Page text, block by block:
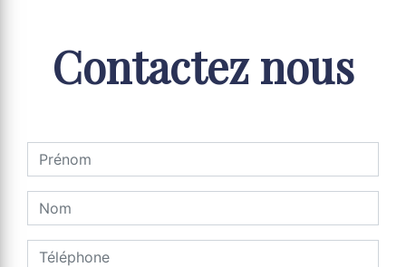
Contactez nous